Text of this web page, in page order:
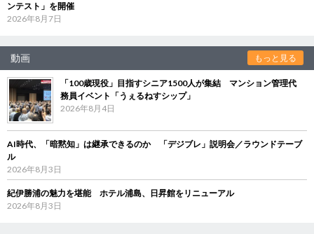
ンテスト」を開催
2026年8月7日
動画 もっと見る
「100歳現役」目指すシニア1500人が集結 マンション管理代
務員イベント「うぇるねすシップ」
2026年8月4日
AI時代、「暗黙知」は継承できるのか 「デジブレ」説明会／ラウンドテーブ
ル
2026年8月3日
紀伊勝浦の魅力を堪能 ホテル浦島、日昇館をリニューアル
2026年8月3日